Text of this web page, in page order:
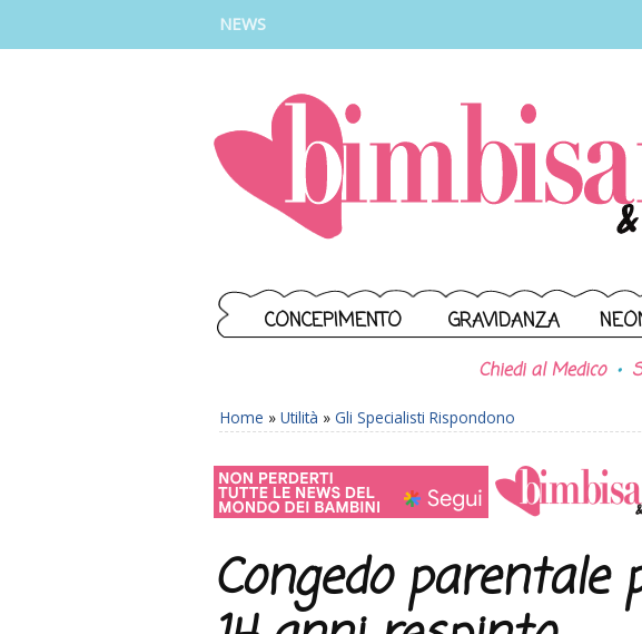
NEWS
CONCEPIMENTO GRAVIDANZA
Chiedi al Medico
Home » Utilità » Gli Specialisti Rispondono
Congedo